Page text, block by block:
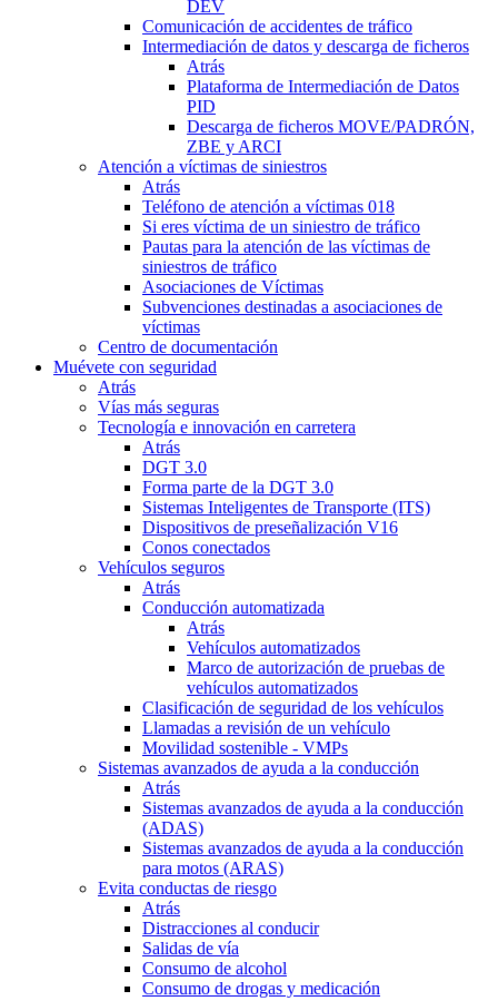
DEV
Comunicación de accidentes de tráfico
Intermediación de datos y descarga de ficheros
Atrás
Plataforma de Intermediación de Datos
PID
Descarga de ficheros MOVE/PADRÓN,
ZBE y ARCI
Atención a víctimas de siniestros
Atrás
Teléfono de atención a víctimas 018
Si eres víctima de un siniestro de tráfico
Pautas para la atención de las víctimas de
siniestros de tráfico
Asociaciones de Víctimas
Subvenciones destinadas a asociaciones de
víctimas
Centro de documentación
Muévete con seguridad
Atrás
Vías más seguras
Tecnología e innovación en carretera
Atrás
DGT 3.0
Forma parte de la DGT 3.0
Sistemas Inteligentes de Transporte (ITS)
Dispositivos de preseñalización V16
Conos conectados
Vehículos seguros
Atrás
Conducción automatizada
Atrás
Vehículos automatizados
Marco de autorización de pruebas de
vehículos automatizados
Clasificación de seguridad de los vehículos
Llamadas a revisión de un vehículo
Movilidad sostenible - VMPs
Sistemas avanzados de ayuda a la conducción
Atrás
Sistemas avanzados de ayuda a la conducción
(ADAS)
Sistemas avanzados de ayuda a la conducción
para motos (ARAS)
Evita conductas de riesgo
Atrás
Distracciones al conducir
Salidas de vía
Consumo de alcohol
Consumo de drogas y medicación